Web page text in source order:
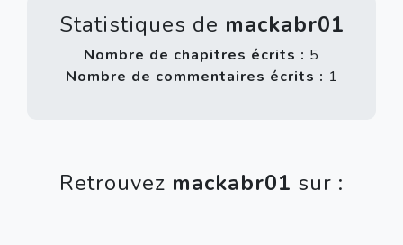
Statistiques de mackabr01
Nombre de chapitres écrits : 5
Nombre de commentaires écrits : 1
Retrouvez mackabr01 sur :